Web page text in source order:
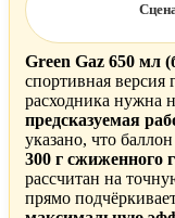
Green Gaz 650 мл
спортивная версия
расходника нужна
предсказуемая
указано, что
300 г сжиженного
рассчитан на
прямо